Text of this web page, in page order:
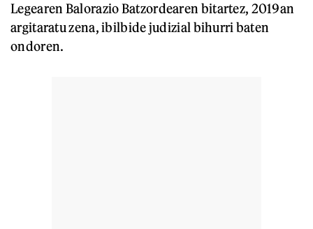
Legearen Balorazio Batzordearen bitartez, 2019an
argitaratu zena, ibilbide judizial bihurri baten
ondoren.